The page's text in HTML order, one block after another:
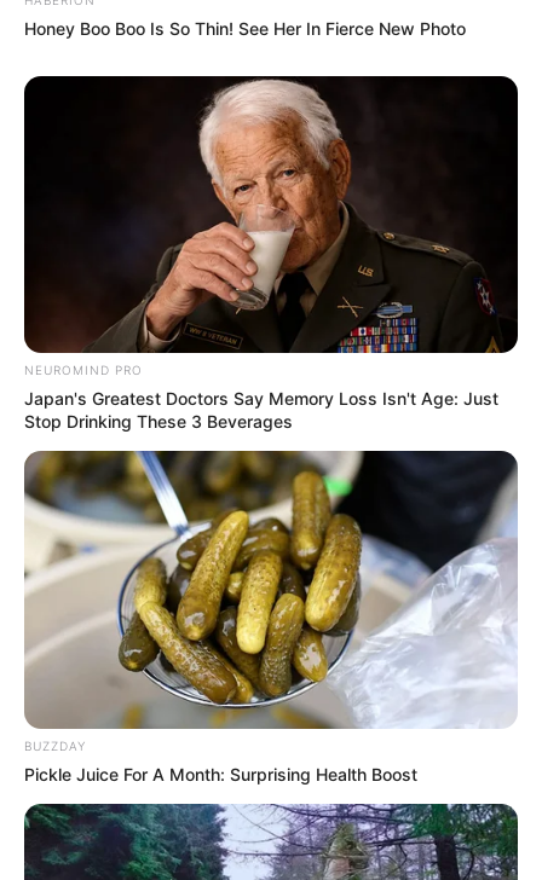
(foto: instagram/eden_yh)
Nama EDEN memang sudah terkenal di dunia hiburan musik
Korea Selatan karena telah menjadi song-writer, penyanyi solo
dan produser musik yang telah berkarya banyak di musik K-pop.
PENULIS LAGU PENYANYI PRODUSER SELEBRITI KOREA
Honey Boo Boo Is So Thin! See Her In Fierce New Photo
NEUROMIND PRO
Japan's Greatest Doctors Say Memory Loss Isn't Age: Just
Stop Drinking These 3 Beverages
BUZZDAY
Pickle Juice For A Month: Surprising Health Boost